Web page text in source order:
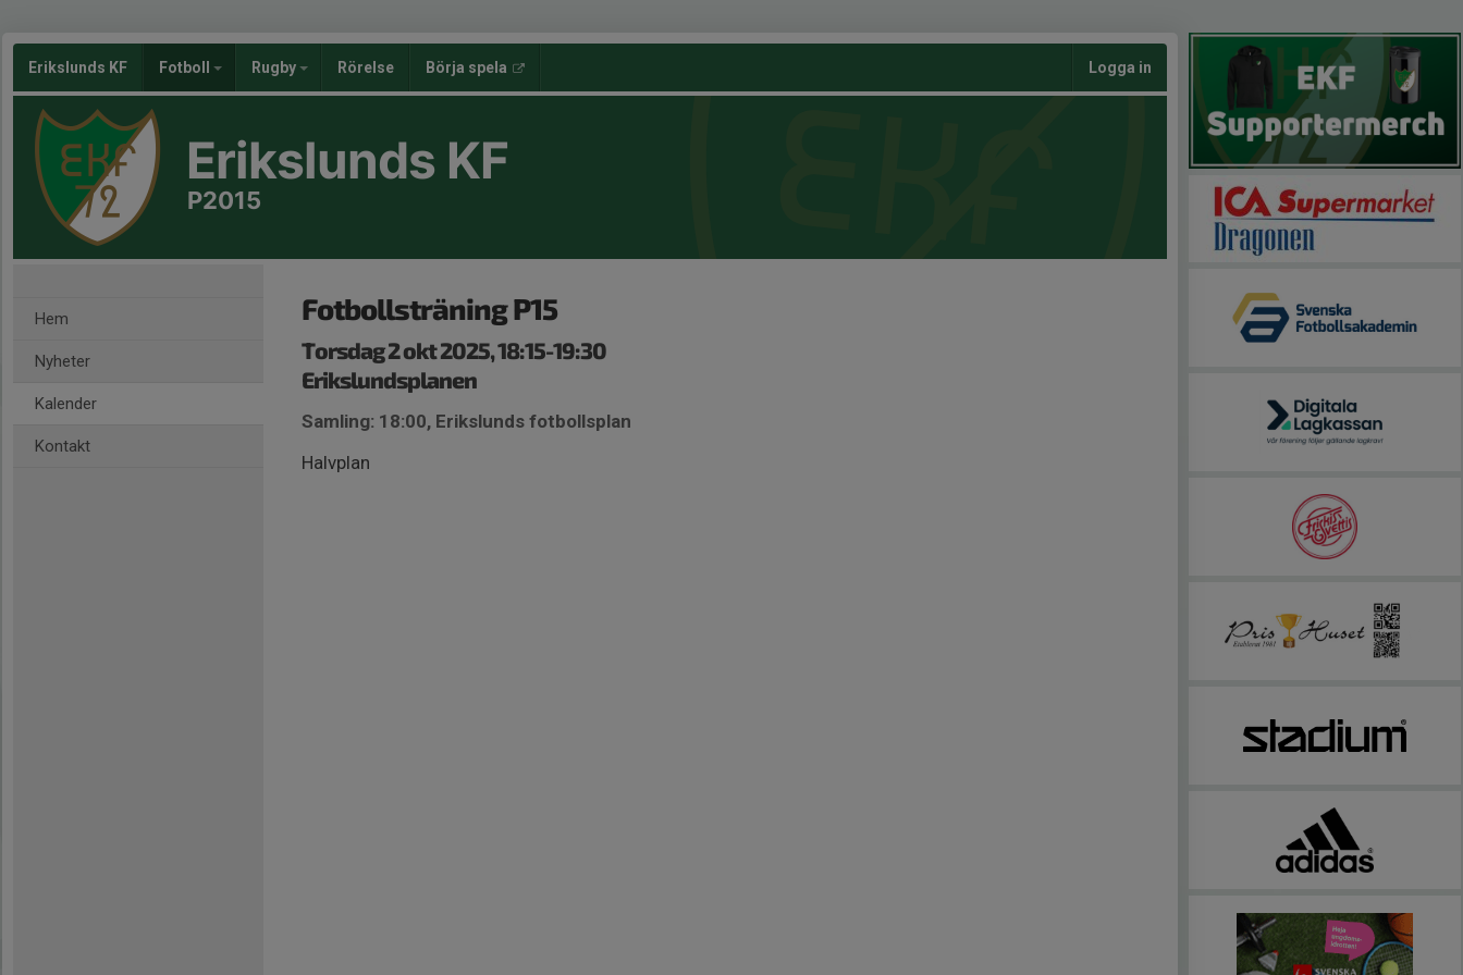
Erikslunds KF Fotboll Rugby Rörelse Börja spela Logga in
Erikslunds KF
P2015
Hem
Nyheter
Kalender
Kontakt
Fotbollsträning P15
Torsdag 2 okt 2025, 18:15-19:30
Erikslundsplanen
Samling: 18:00, Erikslunds fotbollsplan
Halvplan